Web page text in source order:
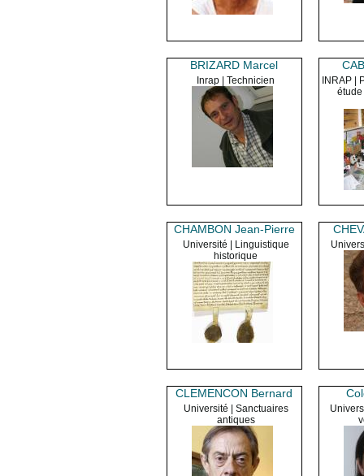
BRIZARD Marcel
Inrap | Technicien
INRAP |
CHAMBON Jean-Pierre
Université | Linguistique
historique
CLEMENCON Bernard
Université | Sanctuaires
antiques